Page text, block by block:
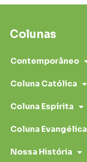
Colunas
Contemporâneo
Coluna Católica
Coluna Espírita
Coluna Evangélica
Nossa História